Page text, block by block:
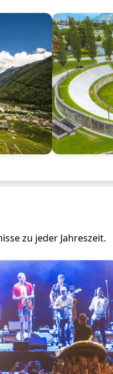
zu jeder Jahreszeit.